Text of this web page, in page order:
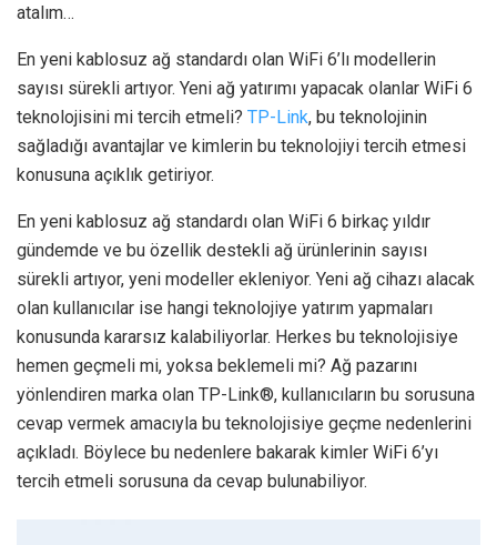
atalım…
En yeni kablosuz ağ standardı olan WiFi 6’lı modellerin
sayısı sürekli artıyor. Yeni ağ yatırımı yapacak olanlar WiFi 6
teknolojisini mi tercih etmeli? TP-Link, bu teknolojinin
sağladığı avantajlar ve kimlerin bu teknolojiyi tercih etmesi
konusuna açıklık getiriyor.
En yeni kablosuz ağ standardı olan WiFi 6 birkaç yıldır
gündemde ve bu özellik destekli ağ ürünlerinin sayısı
sürekli artıyor, yeni modeller ekleniyor. Yeni ağ cihazı alacak
olan kullanıcılar ise hangi teknolojiye yatırım yapmaları
konusunda kararsız kalabiliyorlar. Herkes bu teknolojisiye
hemen geçmeli mi, yoksa beklemeli mi? Ağ pazarını
yönlendiren marka olan TP-Link®, kullanıcıların bu sorusuna
cevap vermek amacıyla bu teknolojisiye geçme nedenlerini
açıkladı. Böylece bu nedenlere bakarak kimler WiFi 6’yı
tercih etmeli sorusuna da cevap bulunabiliyor.